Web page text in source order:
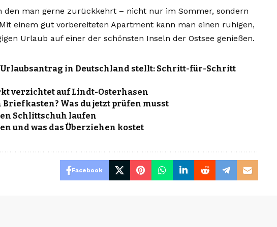
den man gerne zurückkehrt – nicht nur im Sommer, sondern
einem gut vorbereiteten Apartment kann man einen ruhigen,
Urlaub auf einer der schönsten Inseln der Ostsee genießen.
in Deutschland stellt: Schritt-für-Schritt
verzichtet auf Lindt-Osterhasen
Was du jetzt prüfen musst
Schlittschuh laufen
und was das Überziehen kostet
Facebook